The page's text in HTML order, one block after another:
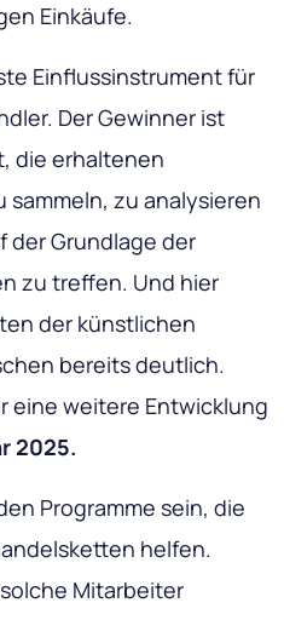
Einkäufe.
Einflussinstrument für
Der Gewinner ist
die erhaltenen
zu analysieren
der Grundlage der
zu treffen. Und hier
der künstlichen
bereits deutlich.
eine weitere Entwicklung
2025.
Programme sein, die
helfen.
Mitarbeiter